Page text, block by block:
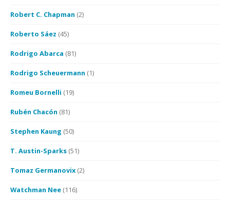
Robert C. Chapman (2)
Roberto Sáez (45)
Rodrigo Abarca (81)
Rodrigo Scheuermann (1)
Romeu Bornelli (19)
Rubén Chacón (81)
Stephen Kaung (50)
T. Austin-Sparks (51)
Tomaz Germanovix (2)
Watchman Nee (116)